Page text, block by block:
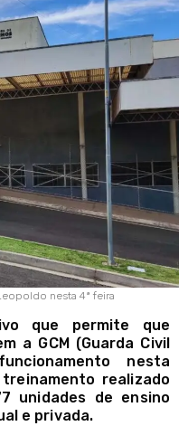
nesta 4ª feira
que permite que
a GCM (Guarda Civil
nesta
realizado
unidades de ensino
e privada.